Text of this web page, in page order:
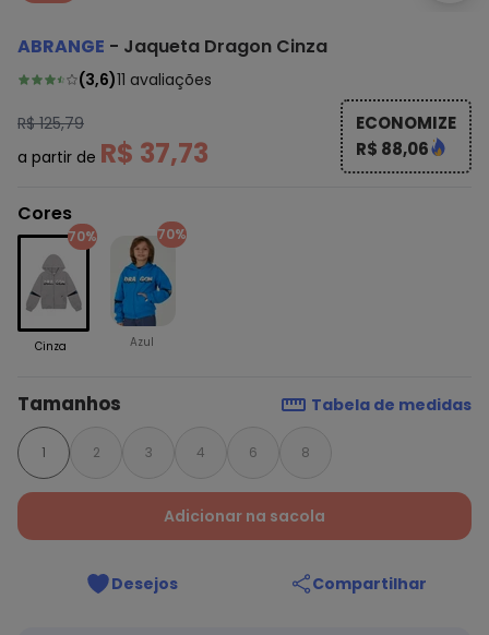
ABRANGE - Jaqueta Dragon Cinza
(3,6)11 avaliações
R$ 125,79
a partir de R$ 37,73
ECONOMIZE
R$ 88,06
Cores
70%
Cinza
70%
Azul
Tamanhos Tabela de medidas
1 2 3 4 6 8
Adicionar na sacola
Desejos Compartilhar